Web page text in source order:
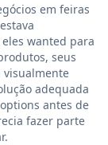
em feiras
wanted para
seus
visualmente
adequada
antes de
fazer parte